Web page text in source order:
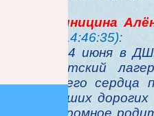
Синицина
в 14:46:35):
C 4 июня в
детский
всего сердца
наших
огромное